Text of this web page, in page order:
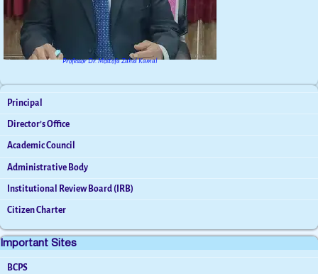
Professor Dr. Mostofa Zahid Kamal
Principal
Director’s Office
Academic Council
Administrative Body
Institutional Review Board (IRB)
Citizen Charter
Important Sites
BCPS